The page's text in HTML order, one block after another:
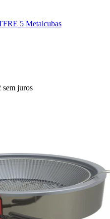
5 Metalcubas
sem juros